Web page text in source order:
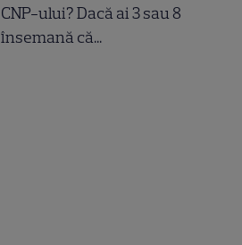
CNP-ului? Dacă ai 3 sau 8
însemană că...